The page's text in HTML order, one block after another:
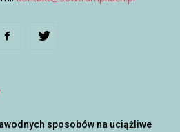
sposobów na uciążliwe